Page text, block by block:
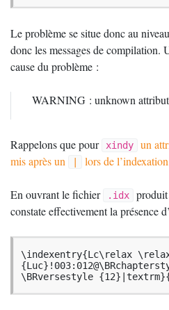
Le problème se situe donc au
donc les messages de compilation.
cause du problème :
WARNING : unknown
Rappelons que pour xindy
un
mis après un
lors de l’indexation
En ouvrant le fichier .idx
constate effectivement la présence
\indexentry{Lc\relax
\BRversestyle